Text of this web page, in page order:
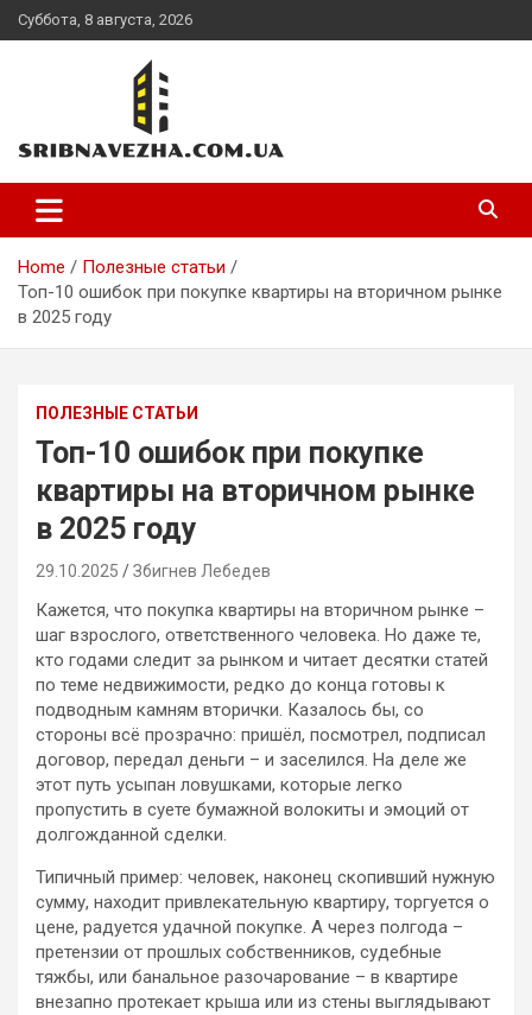
Skip
to
Суббота, 8 августа, 2026
sribnavezha.com.ua
Home
Полезные статьи
Топ-10 ошибок при покупке квартиры на вторичном рынке
в 2025 году
ПОЛЕЗНЫЕ СТАТЬИ
Топ-10 ошибок при покупке
квартиры на вторичном рынке
в 2025 году
29.10.2025 Збигнев Лебедев
Кажется, что покупка квартиры на вторичном рынке –
шаг взрослого, ответственного человека. Но даже те,
кто годами следит за рынком и читает десятки статей
по теме недвижимости, редко до конца готовы к
подводным камням вторички. Казалось бы, со
стороны всё прозрачно: пришёл, посмотрел, подписал
договор, передал деньги – и заселился. На деле же
этот путь усыпан ловушками, которые легко
пропустить в суете бумажной волокиты и эмоций от
долгожданной сделки.
Типичный пример: человек, наконец скопивший нужную
сумму, находит привлекательную квартиру, торгуется о
цене, радуется удачной покупке. А через полгода –
претензии от прошлых собственников, судебные
тяжбы, или банальное разочарование – в квартире
внезапно протекает крыша или из стены выглядывают